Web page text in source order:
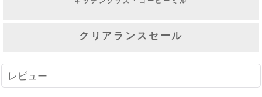
クリアランスセール
レビュー